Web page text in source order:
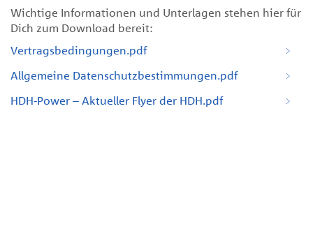
Wichtige Informationen und Unterlagen stehen hier für
Dich zum Download bereit:
Vertragsbedingungen.pdf
Allgemeine Datenschutzbestimmungen.pdf
HDH-Power – Aktueller Flyer der HDH.pdf